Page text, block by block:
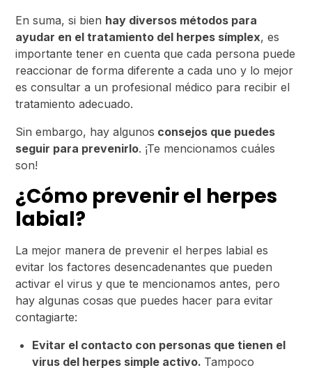
En suma, si bien hay diversos métodos para
ayudar en el tratamiento del herpes símplex, es
importante tener en cuenta que cada persona puede
reaccionar de forma diferente a cada uno y lo mejor
es consultar a un profesional médico para recibir el
tratamiento adecuado.
Sin embargo, hay algunos consejos que puedes
seguir para prevenirlo. ¡Te mencionamos cuáles
son!
¿Cómo prevenir el herpes
labial?
La mejor manera de prevenir el herpes labial es
evitar los factores desencadenantes que pueden
activar el virus y que te mencionamos antes, pero
hay algunas cosas que puedes hacer para evitar
contagiarte:
Evitar el contacto con personas que tienen el
virus del herpes simple activo. Tampoco